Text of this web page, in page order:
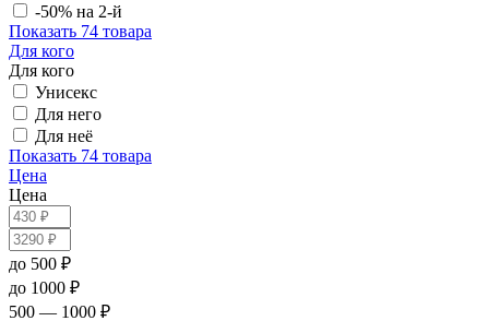
-50% на 2-й
Показать 74 товара
Для кого
Для кого
Унисекс
Для него
Для неё
Показать 74 товара
Цена
Цена
до 500 ₽
до 1000 ₽
500 — 1000 ₽